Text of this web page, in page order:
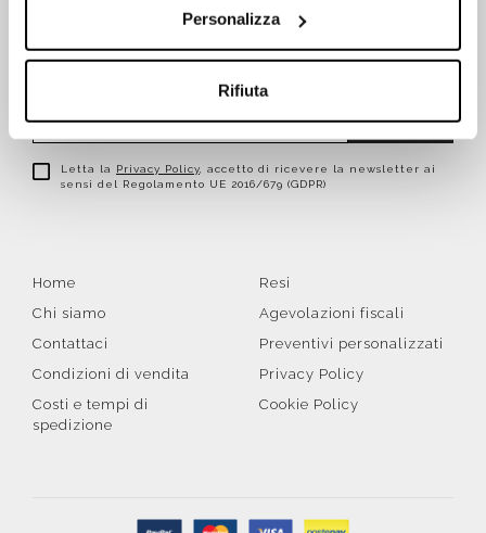
Personalizza
Rifiuta
ISCRIVITI SUBITO ALLA NEWSLETTER
Iscriviti
Letta la Privacy Policy , accetto di ricevere la newsletter ai
sensi del Regolamento UE 2016/679 (GDPR)
Home
Chi siamo
Contattaci
Condizioni di vendita
Costi e tempi di
spedizione
Resi
Agevolazioni fiscali
Preventivi personalizzati
Privacy Policy
Cookie Policy